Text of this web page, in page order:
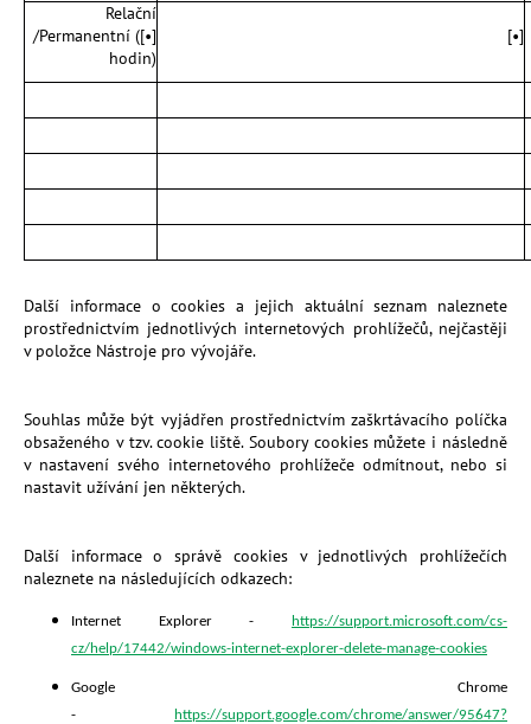
[
•
]
Relační
/Permanentní ([•]
hodin)
Další informace o cookies a jejich aktuální seznam naleznete
prostřednictvím jednotlivých internetových prohlížečů, nejčastěji
v položce Nástroje pro vývojáře.
Souhlas může být vyjádřen prostřednictvím zaškrtávacího políčka
obsaženého v tzv. cookie liště. Soubory cookies můžete i následně
v nastavení svého internetového prohlížeče odmítnout, nebo si
nastavit užívání jen některých.
Další informace o správě cookies v jednotlivých prohlížečích
naleznete na následujících odkazech:
Internet Explorer -
https://support.microsoft.com/cs-
cz/help/17442/windows-internet-explorer-delete-manage-cookies
Google Chrome
-
https://support.google.com/chrome/answer/95647?